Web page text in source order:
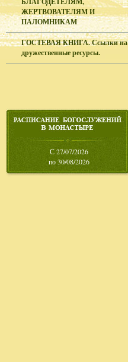
ЖЕРТВОВАТЕЛЯМ И
ПАЛОМНИКАМ
ГОСТЕВАЯ КНИГА. Ссылки на
дружественные ресурсы.
С 27/07/2026
по 30/08/2026